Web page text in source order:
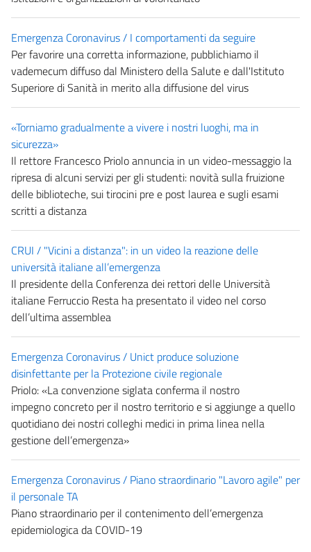
Emergenza Coronavirus / I comportamenti da seguire
Per favorire una corretta informazione, pubblichiamo il
vademecum diffuso dal Ministero della Salute e dall'Istituto
Superiore di Sanità in merito alla diffusione del virus
«Torniamo gradualmente a vivere i nostri luoghi, ma in
sicurezza»
Il rettore Francesco Priolo annuncia in un video-messaggio la
ripresa di alcuni servizi per gli studenti: novità sulla fruizione
delle biblioteche, sui tirocini pre e post laurea e sugli esami
scritti a distanza
CRUI / "Vicini a distanza": in un video la reazione delle
università italiane all’emergenza
Il presidente della Conferenza dei rettori delle Università
italiane Ferruccio Resta ha presentato il video nel corso
dell’ultima assemblea
Emergenza Coronavirus / Unict produce soluzione
disinfettante per la Protezione civile regionale
Priolo: «La convenzione siglata conferma il nostro
impegno concreto per il nostro territorio e si aggiunge a quello
quotidiano dei nostri colleghi medici in prima linea nella
gestione dell’emergenza»
Emergenza Coronavirus / Piano straordinario "Lavoro agile" per
il personale TA
Piano straordinario per il contenimento dell’emergenza
epidemiologica da COVID-19